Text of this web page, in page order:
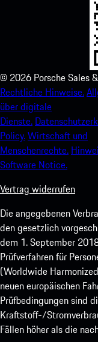
© 2026 Porsche Sales
Rechtliche Hinweise.
über digitale
Dienste.
Policy.Wirtschaft und
Menschenrechte.
Software Notice.
Vertrag widerrufen
Die angegebenen
den gesetzlich
dem 1. September
Prüfverfahren für
(Worldwide
neuen europäischen
Prüfbedingungen sind
Kraftstoff-/
Fällen höher als die